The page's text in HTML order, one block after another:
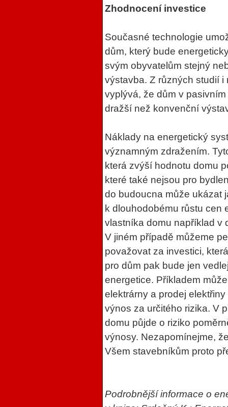
Zhodnocení investice
Současné technologie
dům, který bude
svým obyvatelům stejný
výstavba. Z různých studií
vyplývá, že dům v
dražší než konvenční
Náklady na energetický
významným zdražením.
která zvýší hodnotu domu
které také nejsou pro
do budoucna může ukázat
k dlouhodobému růstu cen
vlastníka domu například v
V jiném případě můžeme
považovat za investici,
pro dům pak bude jen
energetice. Příkladem
elektrárny a prodej
výnos za určitého rizika. V
domu půjde o riziko
výnosy. Nezapomínejme,
Všem stavebníkům proto
Podrobnější informace o